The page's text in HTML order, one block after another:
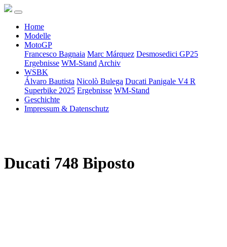
Home
Modelle
MotoGP
Francesco Bagnaia Marc Márquez Desmosedici GP25
Ergebnisse WM-Stand Archiv
WSBK
Álvaro Bautista Nicolò Bulega Ducati Panigale V4 R
Superbike 2025 Ergebnisse WM-Stand
Geschichte
Impressum & Datenschutz
Ducati 748 Biposto